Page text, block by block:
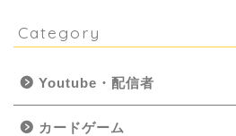
Category
Youtube・配信者
カードゲーム